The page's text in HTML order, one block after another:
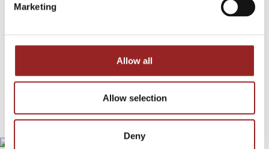
Marketing
Allow all
Allow selection
Deny
Vi brukar komma ca. 30–45min innan servering för att förbereda och
De personer som förbeställt specialkost/allergi säger till i luckan i